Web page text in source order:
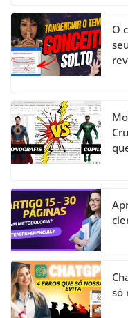
O
só